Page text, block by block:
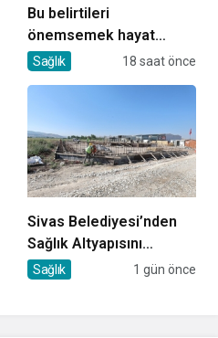
Bu belirtileri
önemsemek hayat
kurtarıyor
Sağlık 18 saat önce
Sivas Belediyesi’nden
Sağlık Altyapısını
Güçlendirecek Yatırım
Sağlık 1 gün önce